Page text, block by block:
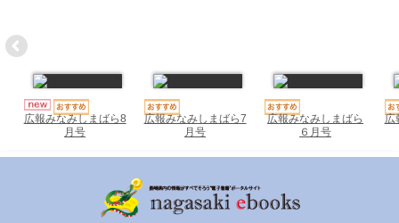
広報みなみしまばら8
月号
広報みなみしまばら7
月号
広報みなみしまばら
６月号
広
はさみebooks
ながさき市ebooks
さいかいイーブックス
長崎MICE観光マップ